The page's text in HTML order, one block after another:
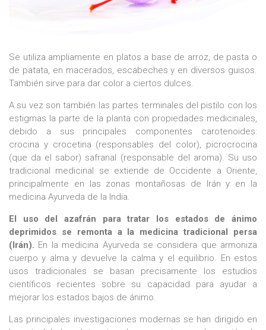
Se utiliza ampliamente en platos a base de arroz, de pasta o
de patata, en macerados, escabeches y en diversos guisos.
También sirve para dar color a ciertos dulces.
A su vez son también las partes terminales del pistilo con los
estigmas la parte de la planta con propiedades medicinales,
debido a sus principales componentes carotenoides:
crocina y crocetina (responsables del color), picrocrocina
(que da el sabor) safranal (responsable del aroma). Su uso
tradicional medicinal se extiende de Occidente a Oriente,
principalmente en las zonas montañosas de Irán y en la
medicina Ayurveda de la India.
El uso del azafrán para tratar los estados de ánimo
deprimidos se remonta a la medicina tradicional persa
(Irán). En la medicina Ayurveda se considera que armoniza
cuerpo y alma y devuelve la calma y el equilibrio. En estos
usos tradicionales se basan precisamente los estudios
científicos recientes sobre su capacidad para ayudar a
mejorar los estados bajos de ánimo.
Las principales investigaciones modernas se han dirigido en